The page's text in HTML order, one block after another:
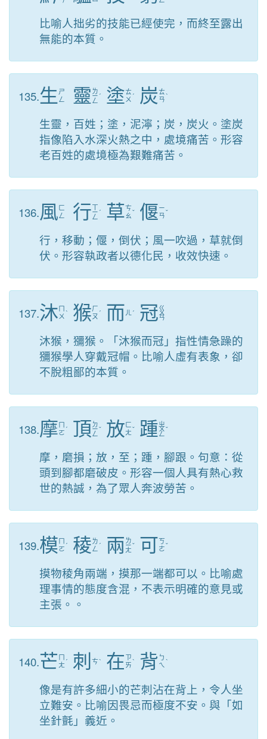
比喻人拙劣的技能已經使完，而終至露出
無能的本質。
135.生 ㄕ
ㄥ
靈 ㄌ
ㄧ
ㄥ
ˊ 塗ㄊ
ㄨ ˊ 炭ㄊ
ㄢˋ
生靈，百姓；塗，泥濘；炭，炭火。塗炭
指像陷入水深火熱之中，處境痛苦。形容
老百姓的處境極為艱難痛苦。
136.風 ㄈ
ㄥ
行ㄒ
ㄧ
ㄥ
ˊ 草ㄘ
ㄠˇ 偃ㄧ
ㄢˇ
行，移動；偃，倒伏；風一吹過，草就倒
伏。形容執政者以德化民，收效快速。
137.沐 ㄇ
ㄨ ˋ 猴ㄏ
ㄡ ˊ 而 ㄦ ˊ 冠ㄍ
ㄨ
ㄢ
沐猴，獼猴。「沐猴而冠」指性情急躁的
獼猴學人穿戴冠帽。比喻人虛有表象，卻
不脫粗鄙的本質。
138.摩 ㄇ
ㄛ ˊ 頂 ㄉ
ㄧ
ㄥ
ˇ 放 ㄈ
ㄤˇ 踵ㄓ
ㄨ
ㄥ
ˇ
摩，磨損；放，至；踵，腳跟。句意：從
頭到腳都磨破皮。形容一個人具有熱心救
世的熱誠，為了眾人奔波勞苦。
139.模 ㄇ
ㄛ ˊ 稜ㄌ
ㄥ ˊ 兩 ㄌ
ㄧ
ㄤ
ˇ 可ㄎ
ㄜˇ
摸物稜角兩端，摸那一端都可以。比喻處
理事情的態度含混，不表示明確的意見或
主張。。
140.芒 ㄇ
ㄤ ˊ 刺 ㄘˋ 在 ㄗ
ㄞˋ 背 ㄅ
ㄟ ˋ
像是有許多細小的芒刺沾在背上，令人坐
立難安。比喻因畏忌而極度不安。與「如
坐針氈」義近。